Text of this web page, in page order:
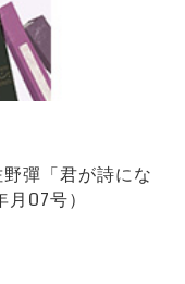
彈「君が詩にな
07号）